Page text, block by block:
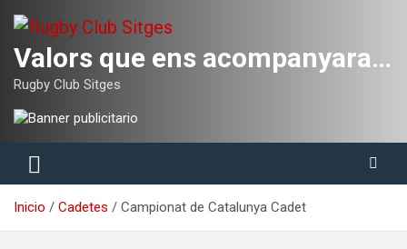
contenido
Valors que ens acompanyaran tota la vida
Rugby Club Sitges
Inicio Cadetes Campionat de Catalunya Cadet